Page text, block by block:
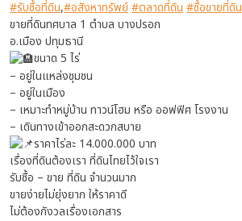
#รับซื้อที่ดิน,#อสังหาทรัพย์#ตลาดที่ดิน #ซื้อขายที่ดิน
ขายที่ดินทศบาล 1 ตำบล บางปรอก
อ.เมือง ปทุมธานี
ขนาด 5 ไร่
– อยู่ในแหล่งชุมชน
– อยู่ในเมือง
– เหมาะทำหมู่บ้าน ทาวน์โฮม หรือ ออฟฟิศ โรงงาน
– เดินทางเข้าออกสะดวกสบาย
ราคาไร่ละ 14.000.000 บาท
เรื่องที่ดินต้องเรา ที่ดินไทยไว้ใจเรา
รับซื้อ – ขาย ที่ดิน จำนวนมาก
ขายง่ายไม่ยุ่งยาก ให้ราคาดี
ไม่ต้องกังวลเรื่องเอกสาร